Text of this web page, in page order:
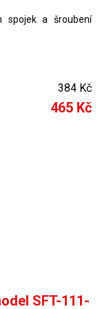
spojek a šroubení
384 Kč
465 Kč
SFT-111-